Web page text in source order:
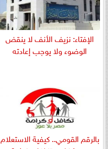
الإفتاء: نزيف الأنف لا ينقض
الوضوء ولا يوجب إعادته
بالرقم القومي.. كيفية الاستعلام